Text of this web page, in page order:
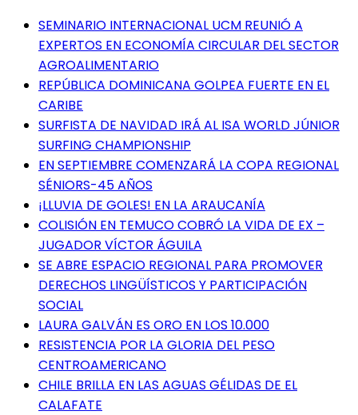
SEMINARIO INTERNACIONAL UCM REUNIÓ A
EXPERTOS EN ECONOMÍA CIRCULAR DEL SECTOR
AGROALIMENTARIO
REPÚBLICA DOMINICANA GOLPEA FUERTE EN EL
CARIBE
SURFISTA DE NAVIDAD IRÁ AL ISA WORLD JÚNIOR
SURFING CHAMPIONSHIP
EN SEPTIEMBRE COMENZARÁ LA COPA REGIONAL
SÉNIORS-45 AÑOS
¡LLUVIA DE GOLES! EN LA ARAUCANÍA
COLISIÓN EN TEMUCO COBRÓ LA VIDA DE EX –
JUGADOR VÍCTOR ÁGUILA
SE ABRE ESPACIO REGIONAL PARA PROMOVER
DERECHOS LINGÜÍSTICOS Y PARTICIPACIÓN
SOCIAL
LAURA GALVÁN ES ORO EN LOS 10.000
RESISTENCIA POR LA GLORIA DEL PESO
CENTROAMERICANO
CHILE BRILLA EN LAS AGUAS GÉLIDAS DE EL
CALAFATE